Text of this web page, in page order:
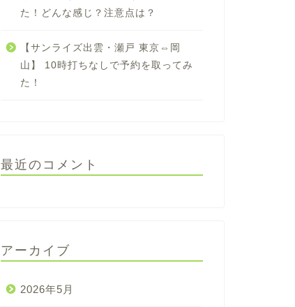
た！どんな感じ？注意点は？
【サンライズ出雲・瀬戸 東京⇔岡
山】 10時打ちなしで予約を取ってみ
た！
最近のコメント
アーカイブ
2026年5月